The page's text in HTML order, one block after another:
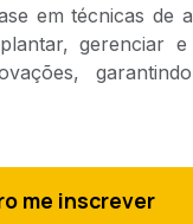
em técnicas de
gerenciar
me inscrever